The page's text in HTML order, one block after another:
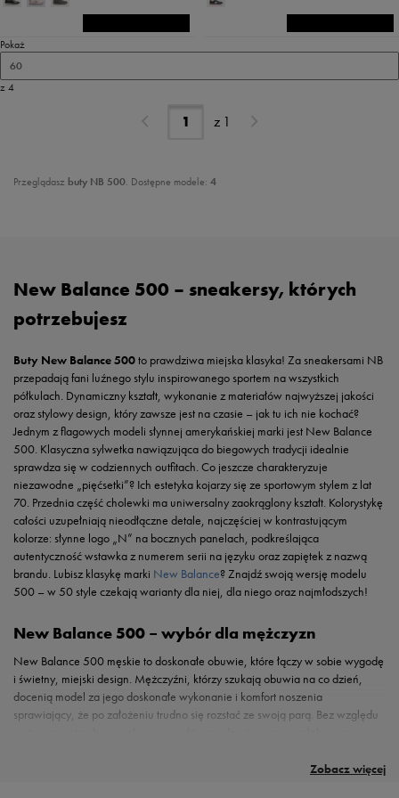
Pokaż
60
z 4
z 1
Przeglądasz buty NB 500. Dostępne modele: 4
Zobacz więcej
New Balance 500 – sneakersy, których
potrzebujesz
Buty New Balance 500to prawdziwa miejska klasyka! Za sneakersami NB
przepadają fani luźnego stylu inspirowanego sportem na wszystkich
półkulach. Dynamiczny kształt, wykonanie z materiałów najwyższej jakości
oraz stylowy design, który zawsze jest na czasie – jak tu ich nie kochać?
Jednym z flagowych modeli słynnej amerykańskiej marki jest New Balance
500. Klasyczna sylwetka nawiązująca do biegowych tradycji idealnie
sprawdza się w codziennych outfitach. Co jeszcze charakteryzuje
niezawodne „pięćsetki”? Ich estetyka kojarzy się ze sportowym stylem z lat
70. Przednia część cholewki ma uniwersalny zaokrąglony kształt. Kolorystykę
całości uzupełniają nieodłączne detale, najczęściej w kontrastującym
kolorze: słynne logo „N” na bocznych panelach, podkreślająca
autentyczność wstawka z numerem serii na języku oraz zapiętek z nazwą
brandu. Lubisz klasykę marki New Balance? Znajdź swoją wersję modelu
500 – w 50 style czekają warianty dla niej, dla niego oraz najmłodszych!
New Balance 500 – wybór dla mężczyzn
New Balance 500 męskie to doskonałe obuwie, które łączy w sobie wygodę
i świetny, miejski design. Mężczyźni, którzy szukają obuwia na co dzień,
docenią model za jego doskonałe wykonanie i komfort noszenia
sprawiający, że po założeniu trudno się rozstać ze swoją parą. Bez względu
Twoje oczekiwania. Solidne szycie i trwałe materiały to cechy, które
New Balance 500 damskie, podobnie jak propozycje dla mężczyzn, to
dlatego New Balance 500 dziecięce stanowią doskonały wybór dla